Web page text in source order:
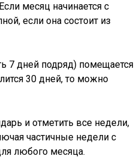
месяц начинается с
если она состоит из
7 дней подряд) помещается
30 дней, то можно
и отметить все недели,
частичные недели с
любого месяца.